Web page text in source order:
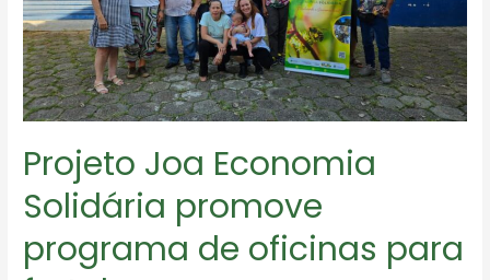
Projeto Joa Economia
Solidária promove
programa de oficinas para